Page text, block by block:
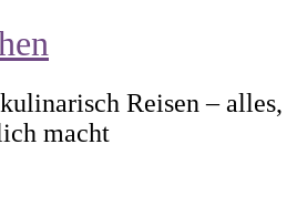
Reisen – alles,
macht